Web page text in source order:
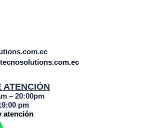
ATENCIÓN
– 20:00pm
pm
atención